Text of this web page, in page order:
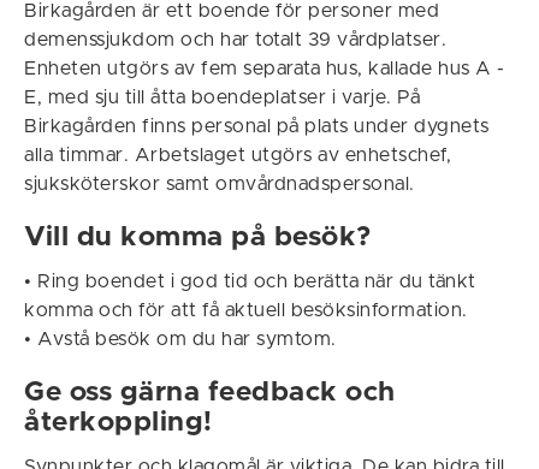
Birkagården är ett boende för personer med
demenssjukdom och har totalt 39 vårdplatser.
Enheten utgörs av fem separata hus, kallade hus A -
E, med sju till åtta boendeplatser i varje. På
Birkagården finns personal på plats under dygnets
alla timmar. Arbetslaget utgörs av enhetschef,
sjuksköterskor samt omvårdnadspersonal.
Vill du komma på besök?
• Ring boendet i god tid och berätta när du tänkt
komma och för att få aktuell besöksinformation.
• Avstå besök om du har symtom.
Ge oss gärna feedback och
återkoppling!